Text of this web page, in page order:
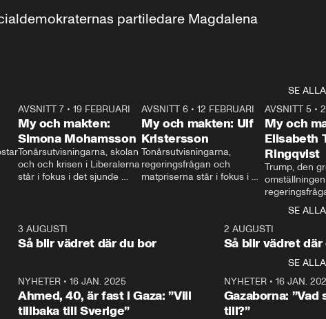
partiledare Magdalena
SE ALLA
24:30
AVSNITT 7• 19 FEBRUARI
My och makten:
Simona Mohamsson
Tonårsutvisningarna, skolan
och och krisen i Liberalerna
står i fokus i det sjunde
kommentator My
Rohwedder ställer
utbildnings- och
Mohamsson till svars.
27:30
AVSNITT 6 •12 FEBRUARI
My och makten: Ulf
Kristersson
Tonårsutvisningarna,
regeringsfrågan och
matpriserna står i fokus i
Rohwedder ställer
statsminister Ulf Kristersson
AVSNITT 5 •
My och
Elisabeth
Ringqvist
Trump, den
centrum i
avsnittet av
Makten”. Se
Aftonbladets
Rohwedder
Thand Ring
SE ALLA
3 AUGUSTI
Så blir vädret där du bor
2 AUGUSTI
Så blir vädret där
SE ALLA
NYHETER• 16 JAN. 2025
Ahmed, 40, är fast i Gaza: ”Vill
tillbaka till Sverige”
NYHETER• 16 JAN.
Gazaborna:
till?”